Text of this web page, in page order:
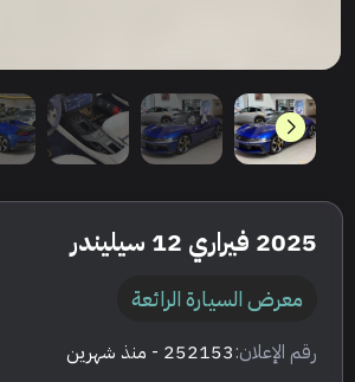
2025 فيراري 12 سيليندر
معرض السيارة الرائعة
رقم الإعلان:252153 - منذ شهرين